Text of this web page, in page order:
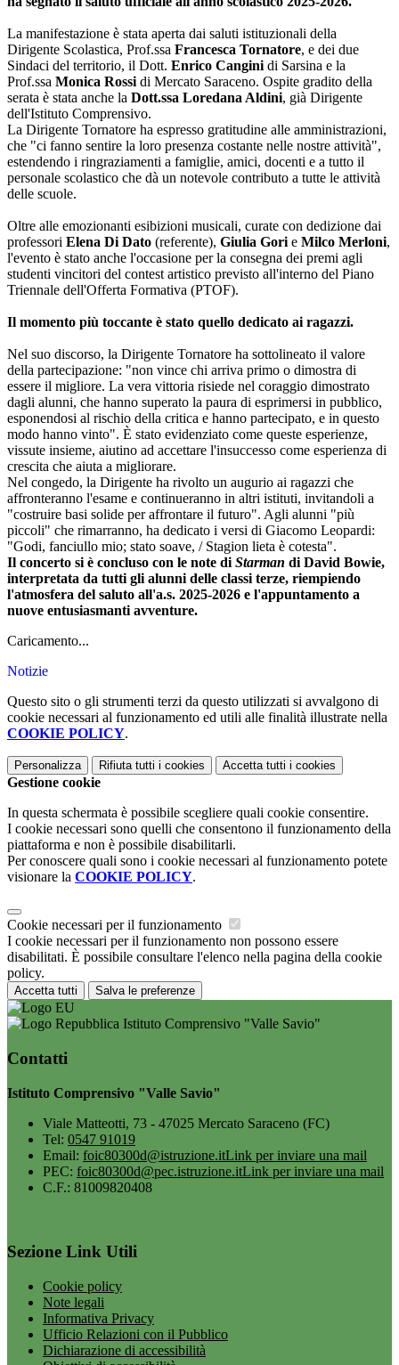
La manifestazione è stata aperta dai saluti istituzionali della
Dirigente Scolastica, Prof.ssa Francesca Tornatore, e dei due
Sindaci del territorio, il Dott. Enrico Cangini di Sarsina e la
Prof.ssa Monica Rossi di Mercato Saraceno. Ospite gradito della
serata è stata anche la Dott.ssa Loredana Aldini, già Dirigente
dell'Istituto Comprensivo.
La Dirigente Tornatore ha espresso gratitudine alle amministrazioni,
che "ci fanno sentire la loro presenza costante nelle nostre attività",
estendendo i ringraziamenti a famiglie, amici, docenti e a tutto il
personale scolastico che dà un notevole contributo a tutte le attività
delle scuole.
Oltre alle emozionanti esibizioni musicali, curate con dedizione dai
professori Elena Di Dato (referente), Giulia Gori e Milco Merloni,
l'evento è stato anche l'occasione per la consegna dei premi agli
studenti vincitori del contest artistico previsto all'interno del Piano
Triennale dell'Offerta Formativa (PTOF).
Il momento più toccante è stato quello dedicato ai ragazzi.
Nel suo discorso, la Dirigente Tornatore ha sottolineato il valore
della partecipazione: "non vince chi arriva primo o dimostra di
essere il migliore. La vera vittoria risiede nel coraggio dimostrato
dagli alunni, che hanno superato la paura di esprimersi in pubblico,
esponendosi al rischio della critica e hanno partecipato, e in questo
modo hanno vinto". È stato evidenziato come queste esperienze,
vissute insieme, aiutino ad accettare l'insuccesso come esperienza di
crescita che aiuta a migliorare.
Nel congedo, la Dirigente ha rivolto un augurio ai ragazzi che
affronteranno l'esame e continueranno in altri istituti, invitandoli a
"costruire basi solide per affrontare il futuro". Agli alunni "più
piccoli" che rimarranno, ha dedicato i versi di Giacomo Leopardi:
"Godi, fanciullo mio; stato soave, / Stagion lieta è cotesta".
Il concerto si è concluso con le note di Starman di David Bowie,
interpretata da tutti gli alunni delle classi terze, riempiendo
l'atmosfera del saluto all'a.s. 2025-2026 e l'appuntamento a
nuove entusiasmanti avventure.
Caricamento...
Notizie
Questo sito o gli strumenti terzi da questo utilizzati si avvalgono di
cookie necessari al funzionamento ed utili alle finalità illustrate nella
COOKIE POLICY.
Personalizza Rifiuta tutti i cookies Accetta tutti i cookies
Gestione cookie
In questa schermata è possibile scegliere quali cookie consentire.
I cookie necessari sono quelli che consentono il funzionamento della
piattaforma e non è possibile disabilitarli.
Per conoscere quali sono i cookie necessari al funzionamento potete
visionare la COOKIE POLICY.
Cookie necessari per il funzionamento
I cookie necessari per il funzionamento non possono essere
disabilitati. È possibile consultare l'elenco nella pagina della cookie
policy.
Accetta tutti Salva le preferenze
Istituto Comprensivo "Valle Savio"
Contatti
Istituto Comprensivo "Valle Savio"
Viale Matteotti, 73 - 47025 Mercato Saraceno (FC)
Tel: 0547 91019
Email: foic80300d@istruzione.itLink per inviare una mail
PEC: foic80300d@pec.istruzione.itLink per inviare una mail
C.F.: 81009820408
Sezione Link Utili
Cookie policy
Note legali
Informativa Privacy
Ufficio Relazioni con il Pubblico
Dichiarazione di accessibilità